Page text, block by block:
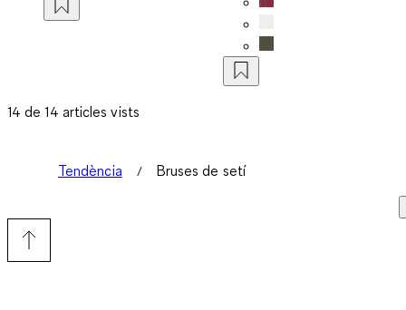
14 de 14 articles vists
Tendència Bruses de setí